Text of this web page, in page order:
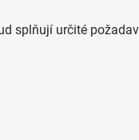
splňují určité